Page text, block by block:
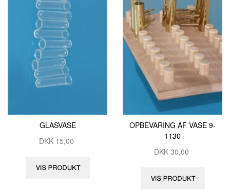
GLASVASE
DKK 15,00
OPBEVARING AF VASE 9-
1130
DKK 30,00